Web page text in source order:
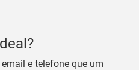
e telefone que um